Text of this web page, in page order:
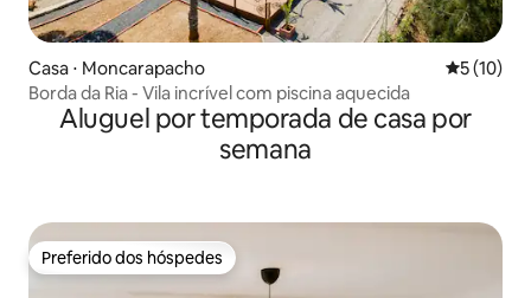
Casa ⋅ Moncarapacho 5 de uma
5 (10)
Borda da Ria - Vila incrível com piscina aquecida
Aluguel por temporada de casa por
semana
Preferido dos hóspedes
Preferido dos hóspedes